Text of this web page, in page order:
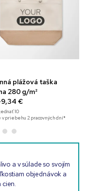
plážová taška
280 g/m²
€
10
v priebehu 2 pracovných dní*
a v súlade so svojím
objednávok a
cien.